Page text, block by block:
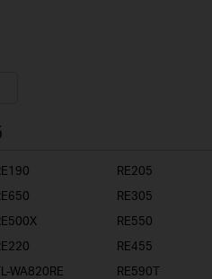
RE205
RE305
RE550
RE455
WA820RE
RE590T